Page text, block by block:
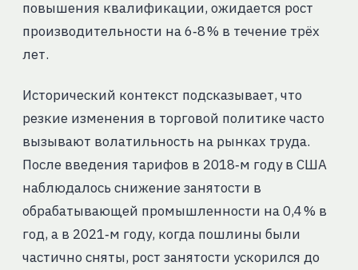
повышения квалификации, ожидается рост
производительности на 6‑8 % в течение трёх
лет.
Исторический контекст подсказывает, что
резкие изменения в торговой политике часто
вызывают волатильность на рынках труда.
После введения тарифов в 2018‑м году в США
наблюдалось снижение занятости в
обрабатывающей промышленности на 0,4 % в
год, а в 2021‑м году, когда пошлины были
частично сняты, рост занятости ускорился до